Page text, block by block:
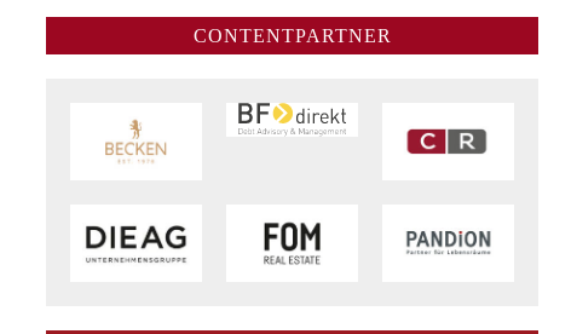
CONTENTPARTNER